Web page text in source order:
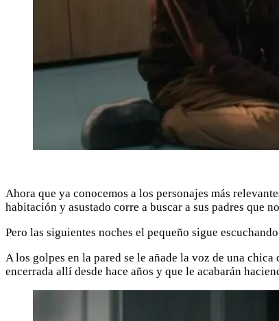
Ahora que ya conocemos a los personajes más
habitación y asustado corre a buscar a sus padres que
Pero las siguientes noches el pequeño sigue
A los golpes en la pared se le añade la voz de una
encerrada allí desde hace años y que le acabarán